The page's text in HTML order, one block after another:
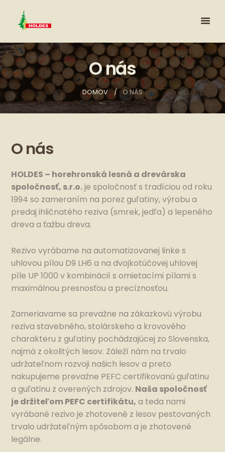
O nás
DOMOV O NÁS
O nás
HOLDES – horehronská lesná a drevárska
spoločnosť, s.r.o.je spoločnosť s tradíciou od roku
1994 so zameraním na porez guľatiny, výrobu a
predaj ihličnatého reziva (smrek, jedľa) a lepeného
dreva a ťažbu dreva.
Rezivo vyrábame na automatizovanej linke s
uhlovou pílou D9 LH6 a na dvojkotúčovej uhlovej
píle UP 1000 v kombinácií s omietacími pílami s
maximálnou presnosťou a precíznosťou.
Zameriavame sa prevažne na zákazkovú výrobu
reziva stavebného, stolárskeho a krovového
charakteru z guľatiny pochádzajúcej zo Slovenska,
najmä z okolitých lesov. Záleží nám na trvalo
udržateľnom rozvoji našich lesov a preto
nakupujeme prevažne PEFC certifikovanú guľatinu
a guľatinu z overených zdrojov. Naša spoločnosť
je držiteľom PEFC certifikátu, a teda nami
vyrábané rezivo je zhotovené z lesov pestovaných
trvalo udržateľným spôsobom a je zhotovené
legálne.